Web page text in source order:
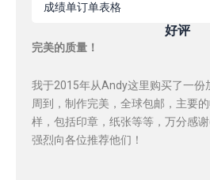
成绩单订单表格
好评
完美的质量！
我于2015年从Andy这里购买了一份
周到，制作完美，全球包邮，主要
样，包括印章，纸张等等，万分感
强烈向各位推荐他们！